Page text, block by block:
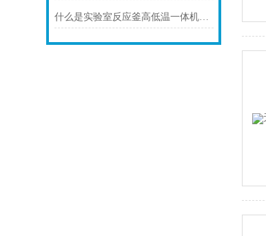
什么是实验室反应釜高低温一体机？工作原理是什么？